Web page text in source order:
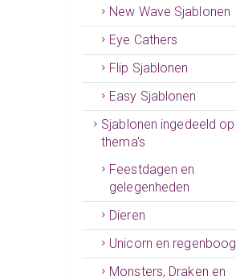
New Wave Sjablonen
Eye Cathers
Flip Sjablonen
Easy Sjablonen
Sjablonen ingedeeld op
thema's
Feestdagen en
gelegenheden
Dieren
Unicorn en regenboog
Monsters, Draken en